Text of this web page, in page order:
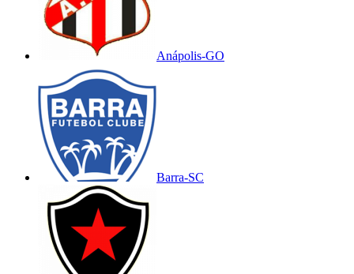
Anápolis-GO
Barra-SC